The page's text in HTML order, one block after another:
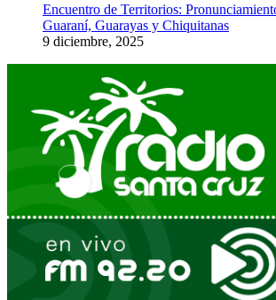
Encuentro de Territorios:
Guaraní, Guarayas y Chiquitanas
9 diciembre, 2025